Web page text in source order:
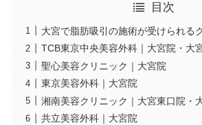
目次
大宮で脂肪吸引の施術が受けられる
TCB東京中央美容外科｜大宮院・大
聖心美容クリニック｜大宮院
東京美容外科｜大宮院
湘南美容クリニック｜大宮東口院・
共立美容外科｜大宮院